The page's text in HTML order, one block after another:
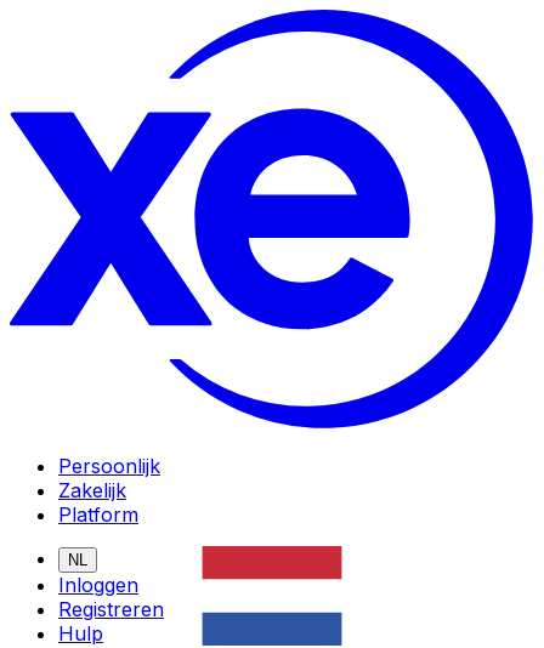
Persoonlijk
Zakelijk
Platform
NL
Inloggen
Registreren
Hulp